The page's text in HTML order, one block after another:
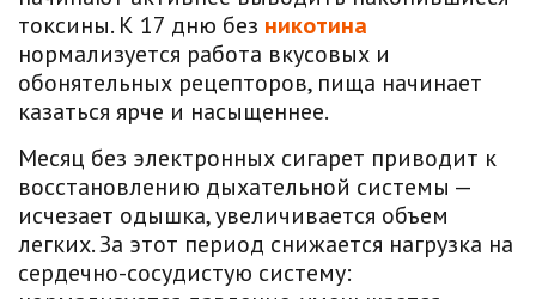
токсины. К 17 дню без никотина
нормализуется работа вкусовых и
обонятельных рецепторов, пища начинает
казаться ярче и насыщеннее.
Месяц без электронных сигарет приводит к
восстановлению дыхательной системы —
исчезает одышка, увеличивается объем
легких. За этот период снижается нагрузка на
сердечно-сосудистую систему: